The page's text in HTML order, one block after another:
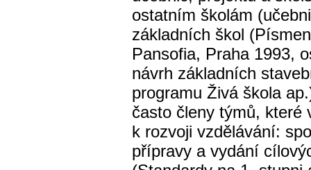
ostatním školám
základních škol
Pansofia, Praha 1993,
návrh základních
programu Živá škola
často členy týmů, které
k rozvoji vzdělávání:
přípravy a vydání